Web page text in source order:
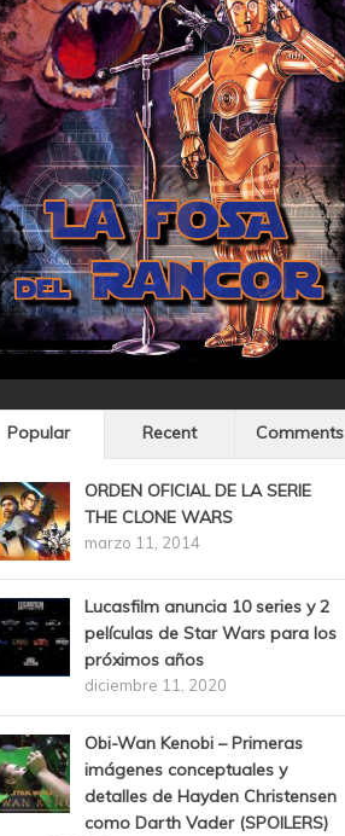
Popular Recent Comments
ORDEN OFICIAL DE LA SERIE
THE CLONE WARS
marzo 11, 2014
Lucasfilm anuncia 10 series y 2
películas de Star Wars para los
próximos años
diciembre 11, 2020
Obi-Wan Kenobi – Primeras
imágenes conceptuales y
detalles de Hayden Christensen
como Darth Vader (SPOILERS)